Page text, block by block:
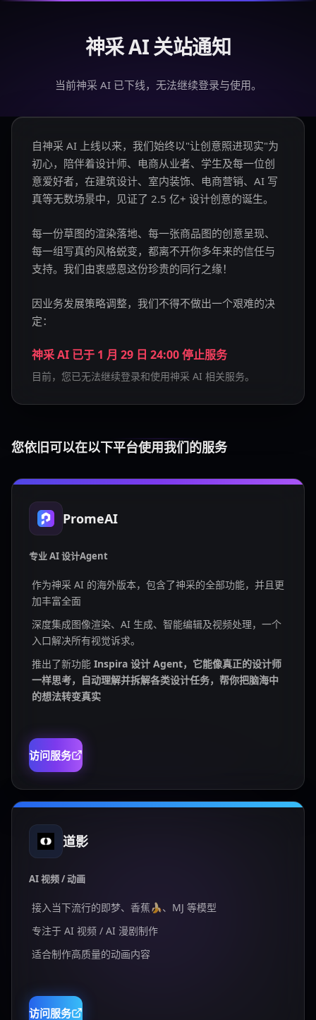
神采 AI 关站通知
当前神采 AI 已下线，无法继续登录与使用。
自神采 AI 上线以来，我们始终以"让创意照进现实"为
初心，陪伴着设计师、电商从业者、学生及每一位创
意爱好者，在建筑设计、室内装饰、电商营销、AI 写
真等无数场景中，见证了 2.5 亿+ 设计创意的诞生。
每一份草图的渲染落地、每一张商品图的创意呈现、
每一组写真的风格蜕变，都离不开你多年来的信任与
支持。我们由衷感恩这份珍贵的同行之缘！
因业务发展策略调整，我们不得不做出一个艰难的决
定：
神采 AI 已于 1 月 29 日 24:00 停止服务
目前，您已无法继续登录和使用神采 AI 相关服务。
您依旧可以在以下平台使用我们的服务
PromeAI
专业 AI 设计Agent
作为神采 AI 的海外版本，包含了神采的全部功能，并且更
加丰富全面
深度集成图像渲染、AI 生成、智能编辑及视频处理，一个
入口解决所有视觉诉求。
推出了新功能 Inspira 设计 Agent，它能像真正的设计师
一样思考，自动理解并拆解各类设计任务，帮你把脑海中
的想法转变真实
访问服务
道影
AI 视频 / 动画
接入当下流行的即梦、香蕉🍌、MJ 等模型
专注于 AI 视频 / AI 漫剧制作
适合制作高质量的动画内容
访问服务